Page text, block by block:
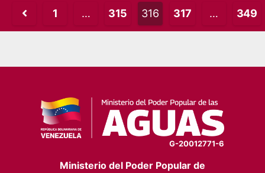
Posts
pagination
1 … 315 316 317 … 349
G-20012771-6
Ministerio del Poder Popular de